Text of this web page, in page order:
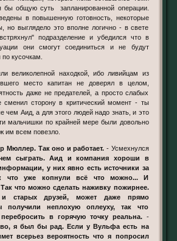
бы общую суть запланированной операции.
в повышенную готовность, некоторые
но выглядело это вполне логично - в свете
подразделение и убедился что в
они смогут соединиться и не будут
кусочкам.
место капитан не доверял в целом,
даже не предателей, а просто слабых
сменил сторону в критический момент - ты
чем Аид, а для этого людей надо знать, и это
мальчишки по крайней мере были довольно
им всем повезло.
Мюллер. Так оно и работает. - Усмехнулся
сыграть. Аид и компания хороши в
у них явно есть источники за
что уже копнули всё что можно... И
Так что можно сделать наживку пожирнее.
и старых друзей, может даже прямо
получили неплохую оплеуху, так что
в горячую точку реальна.-
я был бы рад. Если у Вульфа есть на
всерьез вероятность что я попросил